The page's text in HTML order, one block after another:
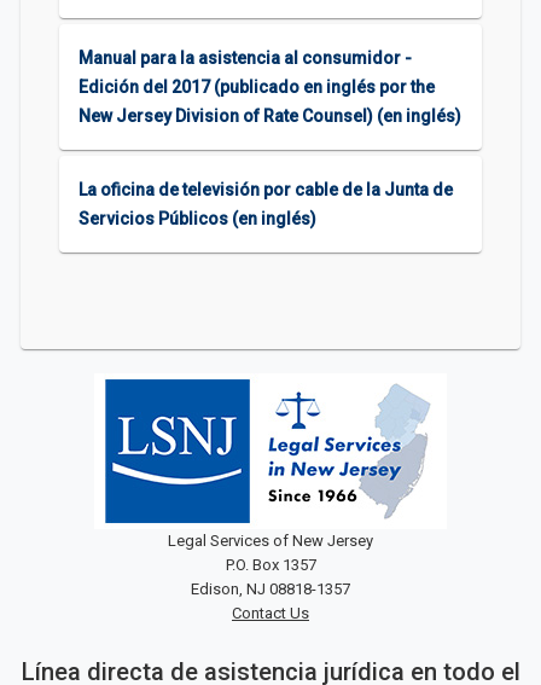
Manual para la asistencia al consumidor -
Edición del 2017 (publicado en inglés por the
New Jersey Division of Rate Counsel) (en inglés)
La oficina de televisión por cable de la Junta de
Servicios Públicos (en inglés)
Legal Services of New Jersey
P.O. Box 1357
Edison, NJ 08818-1357
Contact Us
Línea directa de asistencia jurídica en todo el